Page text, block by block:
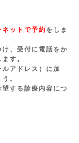
ットで予約をしま
、受付に電話をか
す。
アドレス）に加
。
する診療内容につ